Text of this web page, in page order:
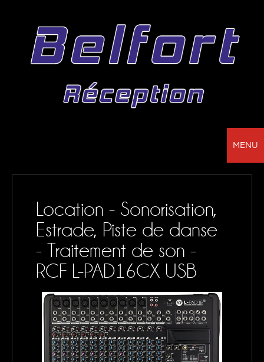
MENU
BELFORT RÉCEPTION - VOTRE PARTENAIRE
SONORISATION, VAISSELLE ET NAPPAGE
NOS RÉALISATIONS
CONTACTS
MON PANIER
Location - Sonorisation,
Estrade, Piste de danse
- Traitement de son -
RCF L-PAD16CX USB